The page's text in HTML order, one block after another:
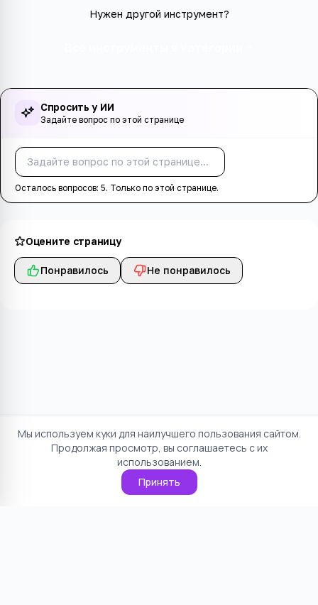
Нужен другой инструмент?
Спросить у ИИ
Задайте вопрос по этой странице
Осталось вопросов: 5. Только по этой странице.
Оцените страницу
Понравилось Не понравилось
Мы используем куки для наилучшего пользования сайтом.
Продолжая просмотр, вы соглашаетесь с их
использованием.
Принять